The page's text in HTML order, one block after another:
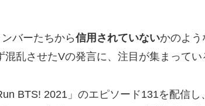
バーたちから信用されていないかのよう
乱させたVの発言に、注目が集まってい
BTS! 2021」のエピソード131を配信し